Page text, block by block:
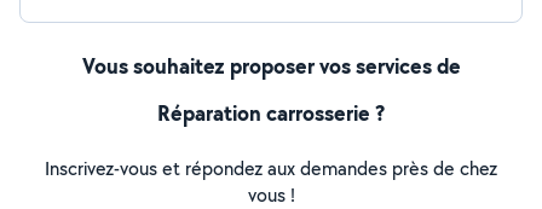
Vous souhaitez proposer vos services de
Réparation carrosserie ?
Inscrivez-vous et répondez aux demandes près de chez
vous !